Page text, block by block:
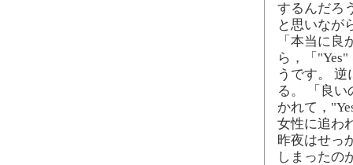
するんだろ
と思いなが
「本当に良
ら，「
うです。
る。 「良い
かれて，
女性に追わ
昨夜はせっ
しまったの